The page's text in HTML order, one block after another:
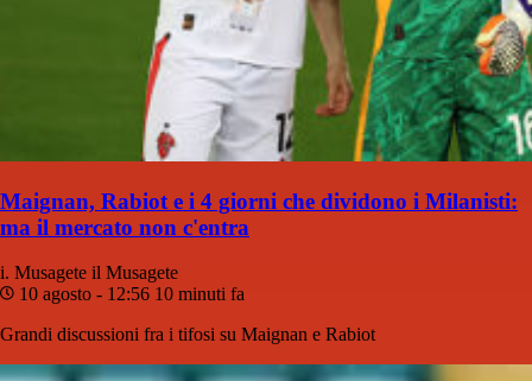
Maignan, Rabiot e i 4 giorni che dividono i Milanisti:
ma il mercato non c'entra
i. Musagete il Musagete
10 agosto - 12:56 10 minuti fa
Grandi discussioni fra i tifosi su Maignan e Rabiot